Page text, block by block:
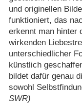
und originellen
funktioniert, das
erkennt man hinter
wirkenden
unterschiedlicher
künstlich
bildet dafür genau
sowohl
SWR)